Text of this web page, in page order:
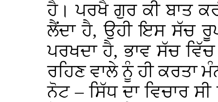
ਹੈ। ਪਰਖੈ ਗੁਰ ਕੀ ਬਾਤ
ਲੈਂਦਾ ਹੈ, ਉਹੀ ਇਸ ਸੱਚ
ਪਰਖਦਾ ਹੈ, ਭਾਵ ਸੱਚ
ਰਹਿਣ ਵਾਲੇ ਨੂੰ ਹੀ ਕਰਤਾ
ਨੋਟ – ਸਿੱਧ ਦਾ ਵਿਚਾਰ